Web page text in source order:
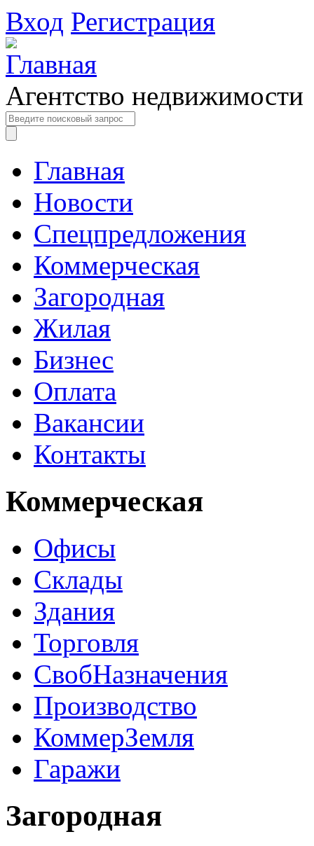
Вход Регистрация
Агентство недвижимости
Главная
Новости
Спецпредложения
Коммерческая
Загородная
Жилая
Бизнес
Оплата
Вакансии
Контакты
Коммерческая
Офисы
Склады
Здания
Торговля
СвобНазначения
Производство
КоммерЗемля
Гаражи
Загородная